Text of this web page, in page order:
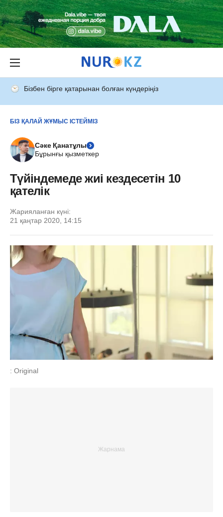
Бізбен бірге қатарынан болған күндеріңіз
БІЗ ҚАЛАЙ ЖҰМЫС ІСТЕЙМІЗ
Сәке Қанатұлы
Бұрынғы қызметкер
Түйіндемеде жиі кездесетін 10
қателік
Жарияланған күні:
21 қаңтар 2020, 14:15
: Original